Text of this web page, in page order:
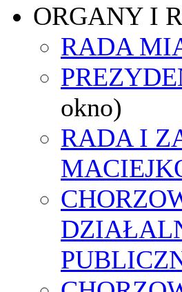
ORGANY I
RADA
okno)
RADA I